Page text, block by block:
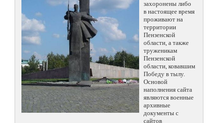
захоронены либо
в настоящее время
проживают на
территории
Пензенской
области, а также
труженикам
Пензенской
области, ковавшим
Победу в тылу.
Основой
наполнения сайта
являются военные
архивные
документы с
сайтов